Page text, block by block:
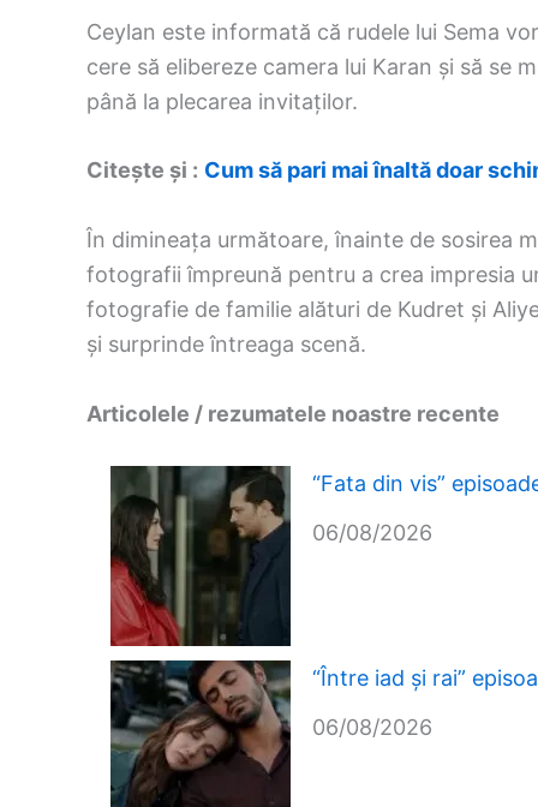
Ceylan este informată că rudele lui Sema
cere să elibereze camera lui Karan și să se
până la plecarea invitaților.
Citește și : Cum să pari mai înaltă doar
În dimineața următoare, înainte de sosirea
fotografii împreună pentru a crea impresia
fotografie de familie alături de Kudret și
și surprinde întreaga scenă.
Articolele / rezumatele noastre recente
“Fata din vis”
06/08/2026
“Între iad și rai”
06/08/2026